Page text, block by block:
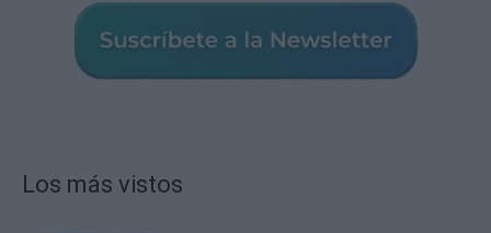
Los más vistos